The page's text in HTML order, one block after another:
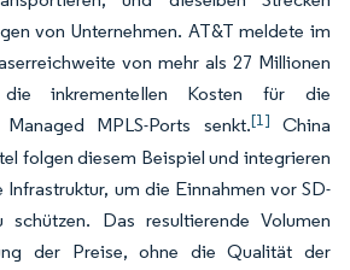
von Unternehmen. AT&T meldete im
von mehr als 27 Millionen
die inkrementellen Kosten für die
MPLS-Ports senkt.[1] China
folgen diesem Beispiel und integrieren
Infrastruktur, um die Einnahmen vor SD-
schützen. Das resultierende Volumen
der Preise, ohne die Qualität der